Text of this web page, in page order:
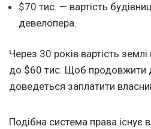
$70 тис. — вартість
девелопера.
Через 30 років вартість
до $60 тис. Щоб продовжити
доведеться заплатити
Подібна система права існує